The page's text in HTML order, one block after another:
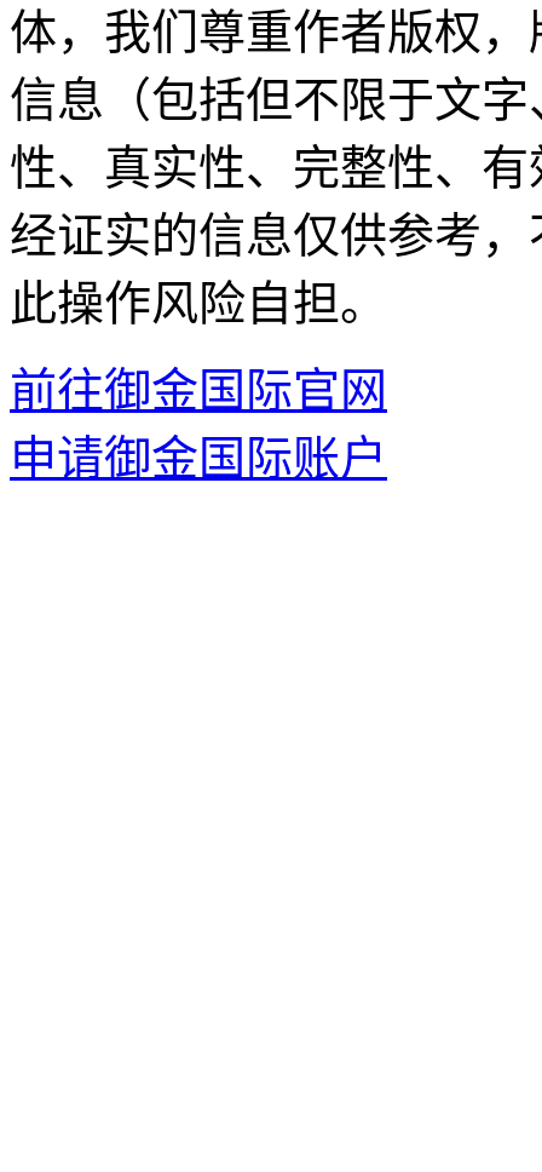
体，我们尊重作者版权
信息（包括但不限于文
性、真实性、完整性、
经证实的信息仅供参考
此操作风险自担。
前往御金国际官网
申请御金国际账户